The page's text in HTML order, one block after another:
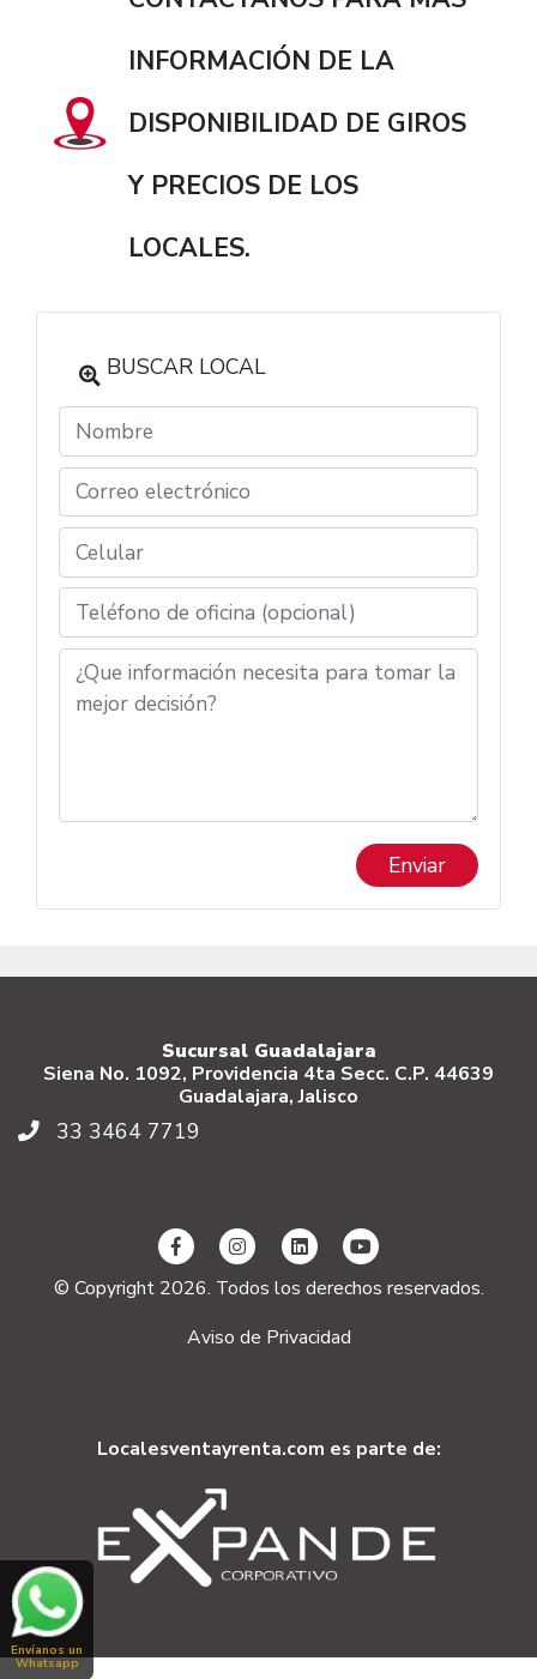
INFORMACIÓN DE LA
DISPONIBILIDAD DE GIROS
Y PRECIOS DE LOS
LOCALES.
BUSCAR LOCAL
Enviar
Sucursal Guadalajara
Siena No. 1092, Providencia 4ta Secc. C.P. 44639
Guadalajara, Jalisco
33 3464 7719
© Copyright 2026. Todos los derechos reservados.
Aviso de Privacidad
Localesventayrenta.com es parte de:
Envíanos un
Whatsapp